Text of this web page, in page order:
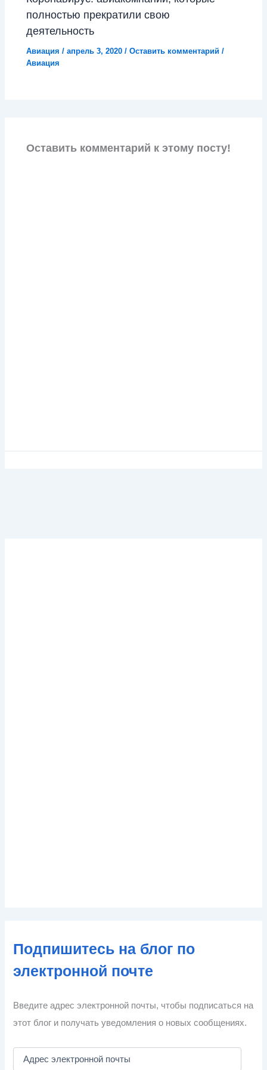
полностью прекратили свою
деятельность
Авиация /апрель 3, 2020/Оставить комментарий /
Авиация
Оставить комментарий к этому посту!
Подпишитесь на блог по
электронной почте
Введите адрес электронной почты, чтобы подписаться на
этот блог и получать уведомления о новых сообщениях.